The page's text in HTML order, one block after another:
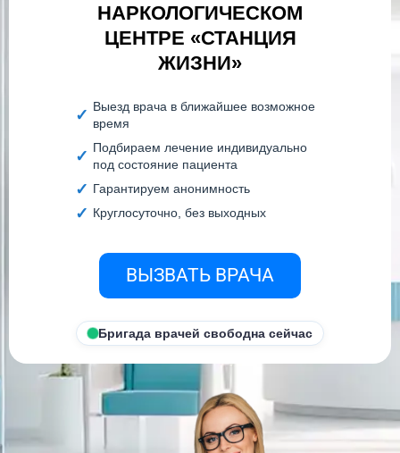
НАРКОЛОГИЧЕСКОМ
ЦЕНТРЕ «СТАНЦИЯ
ЖИЗНИ»
Выезд врача в ближайшее возможное
время
Подбираем лечение индивидуально
под состояние пациента
Гарантируем анонимность
Круглосуточно, без выходных
ВЫЗВАТЬ ВРАЧА
Бригада врачей свободна сейчас